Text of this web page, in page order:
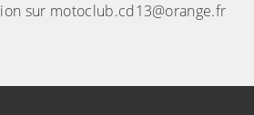
sur motoclub.cd13@orange.fr